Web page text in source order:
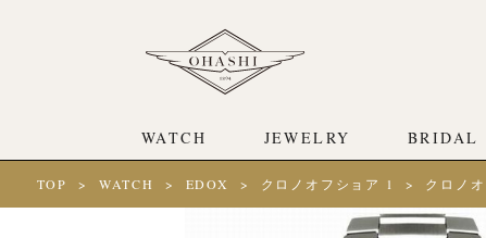
WATCH JEWELRY BRIDAL
TOP WATCH EDOX クロノオフショア 1 クロノ